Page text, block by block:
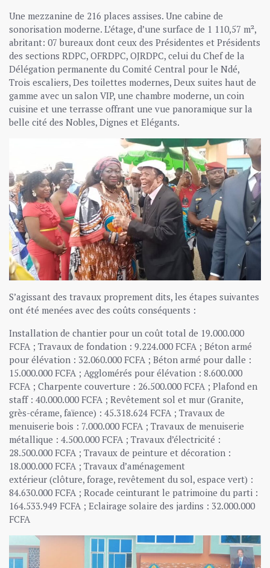
Une mezzanine de 216 places assises. Une cabine de
sonorisation moderne. L’étage, d’une surface de 1 110,57 m²,
abritant: 07 bureaux dont ceux des Présidentes et Présidents
des sections RDPC, OFRDPC, OJRDPC, celui du Chef de la
Délégation permanente du Comité Central pour le Ndé,
Trois escaliers, Des toilettes modernes, Deux suites haut de
gamme avec un salon VIP, une chambre moderne, un coin
cuisine et une terrasse offrant une vue panoramique sur la
belle cité des Nobles, Dignes et Elégants.
S’agissant des travaux proprement dits, les étapes suivantes
ont été menées avec des coûts conséquents :
Installation de chantier pour un coût total de 19.000.000
FCFA ; Travaux de fondation : 9.224.000 FCFA ; Béton armé
pour élévation : 32.060.000 FCFA ; Béton armé pour dalle :
15.000.000 FCFA ; Agglomérés pour élévation : 8.600.000
FCFA ; Charpente couverture : 26.500.000 FCFA ; Plafond en
staff : 40.000.000 FCFA ; Revêtement sol et mur (Granite,
grès-cérame, faïence) : 45.318.624 FCFA ; Travaux de
menuiserie bois : 7.000.000 FCFA ; Travaux de menuiserie
métallique : 4.500.000 FCFA ; Travaux d’électricité :
28.500.000 FCFA ; Travaux de peinture et décoration :
18.000.000 FCFA ; Travaux d’aménagement
extérieur (clôture, forage, revêtement du sol, espace vert) :
84.630.000 FCFA ; Rocade ceinturant le patrimoine du parti :
164.533.949 FCFA ; Eclairage solaire des jardins : 32.000.000
FCFA